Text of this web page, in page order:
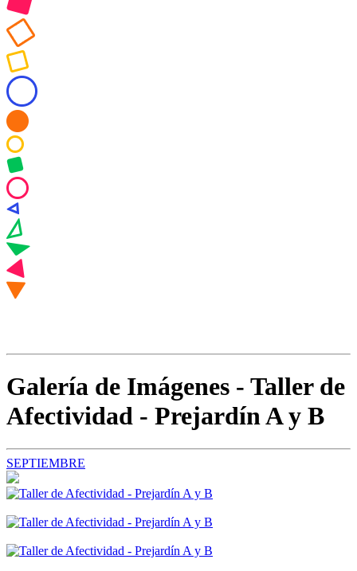
Galería de Imágenes - Taller de
Afectividad - Prejardín A y B
SEPTIEMBRE